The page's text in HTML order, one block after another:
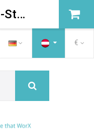
€
Kassasummen-inkl.-Steuer-23